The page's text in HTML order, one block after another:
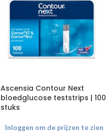
Ascensia Contour Next
bloedglucose teststrips | 100
stuks
Inloggen om de prijzen te zien